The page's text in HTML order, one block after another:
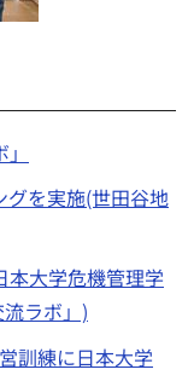
グを実施(世田谷地
本大学危機管理学
ラボ」)
訓練に日本大学